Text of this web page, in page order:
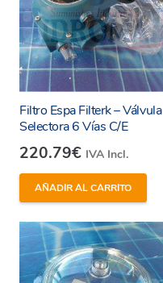
Filtro Espa Filterk – Válvula
Selectora 6 Vías C/E
220.79€ IVA Incl.
AÑADIR AL CARRITO